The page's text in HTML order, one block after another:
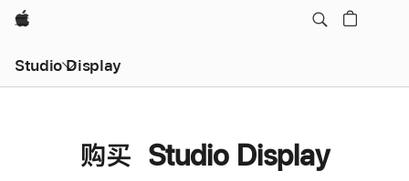
Apple
Studio Display
购买 Studio Display